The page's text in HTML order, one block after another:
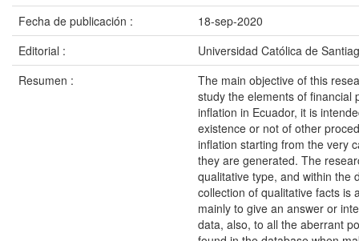
Fecha de publicación :
18-sep-2020
Editorial :
Universidad Católica de
Resumen :
The main objective of this
study the elements of financial
inflation in Ecuador, it is
existence or not of other
inflation starting from the very
they are generated. The
qualitative type, and within the
collection of qualitative facts is
mainly to give an answer or
data, also, to all the aberrant